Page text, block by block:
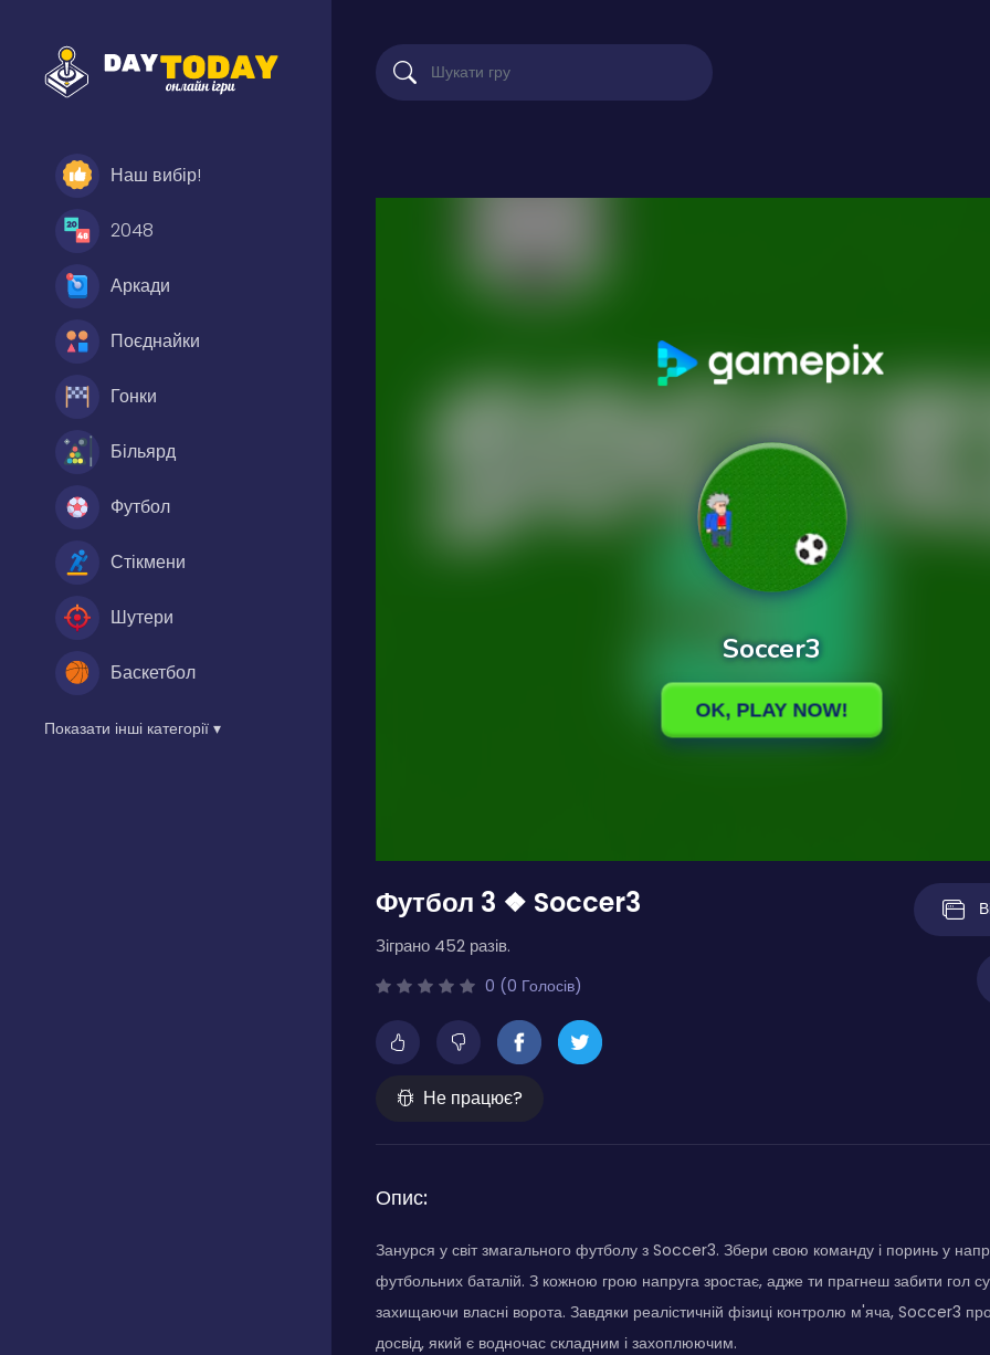
Наш вибір!
2048
Аркади
Поєднайки
Гонки
Більярд
Футбол
Стікмени
Шутери
Баскетбол
Показати інші категорії ▾
Футбол 3 ❖ Soccer3
Зіграно 452 разів.
0 (0 Голосів)
Не працює?
Опис:
Занурся у світ змагального футболу з Soccer3. Збери свою команду і поринь у
футбольних баталій. З кожною грою напруга зростає, адже ти прагнеш забити гол
захищаючи власні ворота. Завдяки реалістичній фізиці контролю м'яча, Soccer3
досвід, який є водночас складним і захоплюючим.